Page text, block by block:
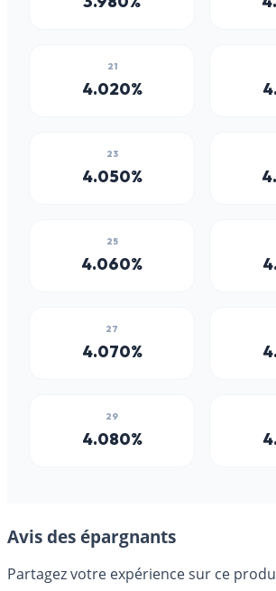
Avis des épargnants
Partagez votre expérience sur ce